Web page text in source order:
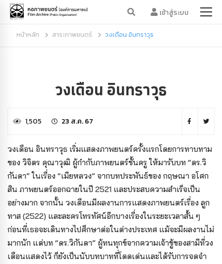
เข้าสู่ระบบ
หน้าหลัก สาระภาพยนตร์ วงเดือน อินทราวุธ
วงเดือน อินทราวุธ
1,505 23 ส.ค. 67
วงเดือน อินทราวุธ เริ่มแสดงภาพยนตร์ครั้งแรกโดยการทาบทาม
ของ วิจิตร คุณาวุฒิ ผู้กำกับภาพยนตร์ชั้นครู ให้มารับบท “ดร.วิ
กันดา” ในเรื่อง “เมียหลวง” จากบทประพันธ์ของ กฤษณา อโศก
สิน ภาพยนตร์ออกฉายในปี 2521 และประสบความสำเร็จเป็น
อย่างมาก จากนั้น วงเดือนมีผลงานการแสดงภาพยนตร์เรื่อง ลูก
ทาส (2522) และละครโทรทัศน์อีกบางเรื่องในระยะเวลาสั้น ๆ
ก่อนที่เธอจะเดินทางไปศึกษาต่อในต่างประเทศ แม้จะมีผลงานไม่
มากนัก แต่บท “ดร.วิกันดา” ผู้ทนทุกข์จากความเจ้าชู้ของสามีที่วง
เดือนแสดงไว้ ก็ยังเป็นนับบทบาทที่โดดเด่นและได้รับการจดจำ